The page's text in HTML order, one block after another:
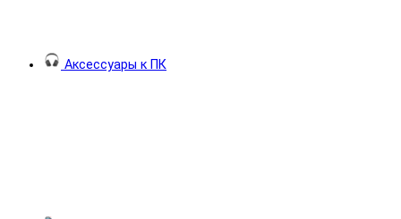
Аксессуары к ПК